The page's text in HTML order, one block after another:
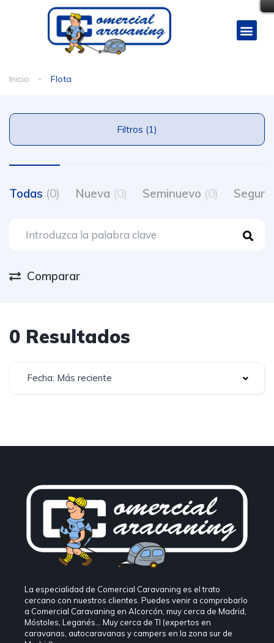
Inicio Flota
Filtros (1)
Todas (0) Nueva (0) Seminuevo (0)
Comparar
0 Resultados
Fecha: Más reciente
La especialidad de Comercial Caravaning es el trato
cercano con nuestros clientes. Puedes venir a comprobarlo
a Comercial Caravaning en Alcorcón, muy cerca de Madrid,
Móstoles, Leganés… Muy cerca de TI (expertos en
caravanas, autocaravanas y campers en la zona sur de